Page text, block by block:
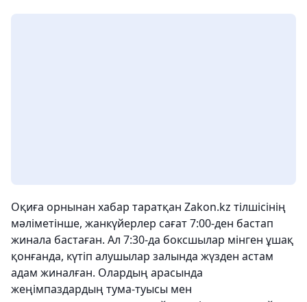
Оқиға орнынан хабар таратқан Zakon.kz тілшісінің
мәліметінше, жанкүйерлер сағат 7:00-ден бастап
жинала бастаған. Ал 7:30-да боксшылар мінген ұшақ
қонғанда, күтіп алушылар залында жүзден астам
адам жиналған. Олардың арасында
жеңімпаздардың тума-туысы мен